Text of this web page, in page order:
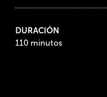
DURACIÓN
110 minutos